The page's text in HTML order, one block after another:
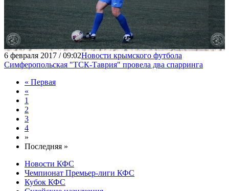
6 февраля 2017 / 09:02Новости крымского футбола
Симферопольская "ТСК-Таврия" провела два спарринга
« Первая
«
1
2
3
4
»
Последняя »
Новости КФС
Чемпионат Премьер-лиги КФС
Кубок КФС